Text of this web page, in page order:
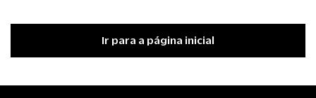
Ir para a página inicial